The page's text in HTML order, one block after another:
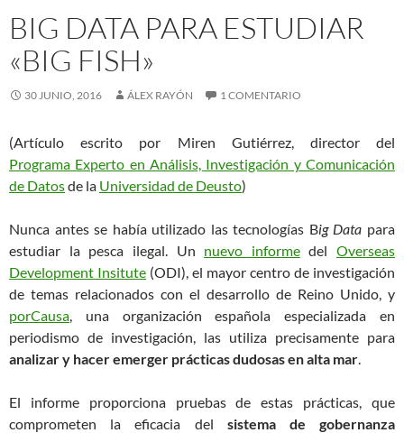
BIG DATA PARA ESTUDIAR
«BIG FISH»
30 JUNIO, 2016 ÁLEX RAYÓN 1 COMENTARIO
(Artículo escrito por Miren Gutiérrez, director del
Programa Experto en Análisis, Investigación y Comunicación
de Datosde la Universidad de Deusto)
Nunca antes se había utilizado las tecnologías Big Data para
estudiar la pesca ilegal. Un nuevo informedel Overseas
Development Insitute (ODI), el mayor centro de investigación
de temas relacionados con el desarrollo de Reino Unido, y
porCausa, una organización española especializada en
periodismo de investigación, las utiliza precisamente para
analizar y hacer emerger prácticas dudosas en alta mar.
El informe proporciona pruebas de estas prácticas, que
comprometen la eficacia del sistema de gobernanza